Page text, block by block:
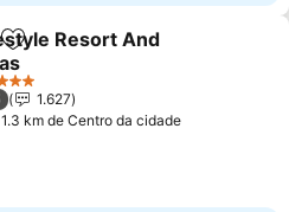
Adicionar aos favoritos
Resort And
1.627
km de Centro da cidade